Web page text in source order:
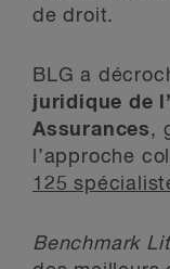
de droit.
BLG a
juridique de
Assurances,
l’approche
125
Benchmark